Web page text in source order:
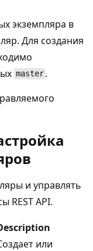
экземпляра в
Для создания
master .
и управлять
REST API.
или